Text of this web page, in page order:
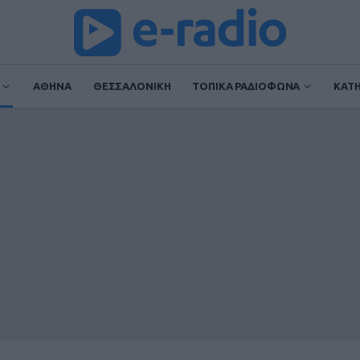
ΑΘΗΝΑ ΘΕΣΣΑΛΟΝΙΚΗ ΤΟΠΙΚΑ ΡΑΔΙΟΦΩΝΑ